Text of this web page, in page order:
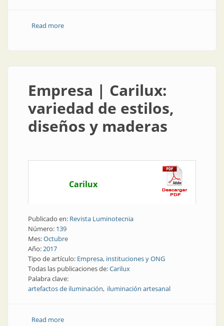
Read moreabout Empresa | Ledvance y su compromiso con el
Empresa | Carilux:
variedad de estilos,
diseños y maderas
Carilux
Publicado en: Revista Luminotecnia
Número: 139
Mes:Octubre
Año:2017
Tipo de artículo: Empresa, instituciones y ONG
Todas las publicaciones de:Carilux
Palabra clave:
artefactos de iluminación iluminación artesanal
Read moreabout Empresa | Carilux: variedad de estilos, diseños